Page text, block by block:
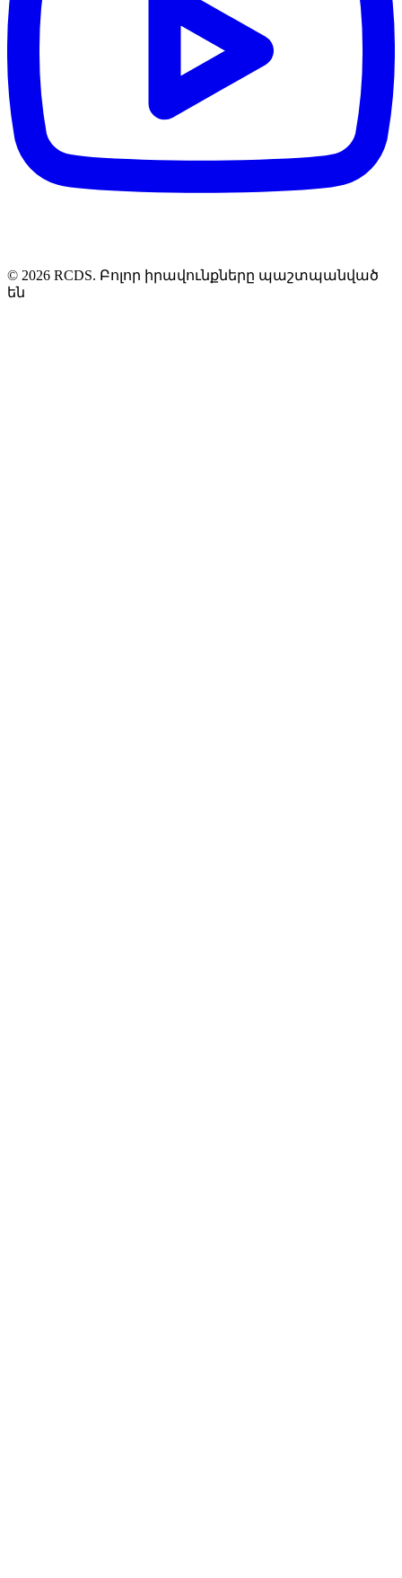
© 2026 RCDS. Բոլոր իրավունքները պաշտպանված
են